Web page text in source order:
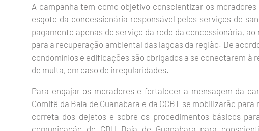
A campanha tem como objetivo conscientizar os
esgoto da concessionária responsável pelos serviços de
pagamento apenas do serviço da rede da concessionária,
para a recuperação ambiental das lagoas da região. De
condomínios e edificações são obrigados a se conectarem à
de multa, em caso de irregularidades.
Para engajar os moradores e fortalecer a mensagem da
Comitê da Baía de Guanabara e da CCBT se mobilizarão
correta dos dejetos e sobre os procedimentos básicos
comunicação do CBH Baía de Guanabara para